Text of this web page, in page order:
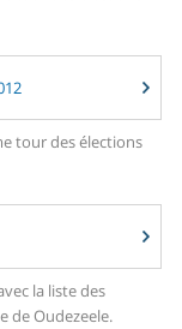
tour des élections
la liste des
de Oudezeele.